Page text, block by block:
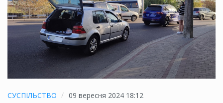
СУСПІЛЬСТВО
09 вересня 2024 18:12